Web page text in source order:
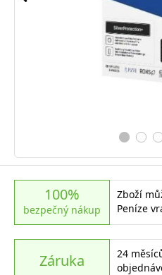
100%
bezpečný nákup
Zboží
Peníze
Záruka
24